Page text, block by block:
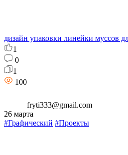
дизайн упаковки линейки муссов
1
0
1
100
fryti333@gmail.com
26 марта
#Графический #Проекты